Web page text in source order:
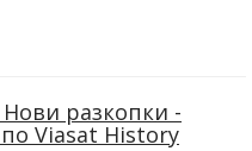
разкопки -
Viasat History